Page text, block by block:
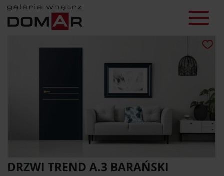
DRZWI TREND A.3 BARAŃSKI